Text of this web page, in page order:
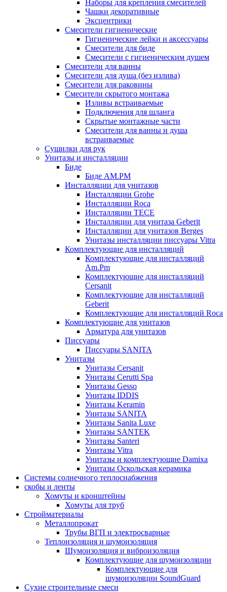
Наборы для крепления смесителей
Чашки декоративные
Эксцентрики
Смесители гигиенические
Гигиенические лейки и аксессуары
Смесители для биде
Смесители с гигиеническим душем
Смесители для ванны
Смесители для душа (без излива)
Смесители для раковины
Смесители скрытого монтажа
Изливы встраиваемые
Подключения для шланга
Скрытые монтажные части
Смесители для ванны и душа
встраиваемые
Сушилки для рук
Унитазы и инсталляции
Биде
Биде AM.PM
Инсталляции для унитазов
Инсталляции Grohe
Инсталляции Roca
Инсталляции TECE
Инсталляции для унитаза Geberit
Инсталляции для унитазов Berges
Унитазы инсталляции писсуары Vitra
Комплектующие для инсталляций
Комплектующие для инсталляций
Am.Pm
Комплектующие для инсталляций
Cersanit
Комплектующие для инсталляций
Geberit
Комплектующие для инсталляций Roca
Комплектующие для унитазов
Арматура для унитазов
Писсуары
Писсуары SANITA
Унитазы
Унитазы Cersanit
Унитазы Cerutti Spa
Унитазы Gesso
Унитазы IDDIS
Унитазы Keramin
Унитазы SANITA
Унитазы Sanita Luxe
Унитазы SANTEK
Унитазы Santeri
Унитазы Vitra
Унитазы и комплектующие Damixa
Унитазы Оскольская керамика
Системы солнечного теплоснабжения
скобы и ленты
Хомуты и кронштейны
Хомуты для труб
Стройматериалы
Металлопрокат
Трубы ВГП и электросварные
Теплоизоляция и шумоизоляция
Шумоизоляция и виброизоляция
Комплектующие для шумоизоляции
Комплектующие для
шумоизоляции SoundGuard
Сухие строительные смеси